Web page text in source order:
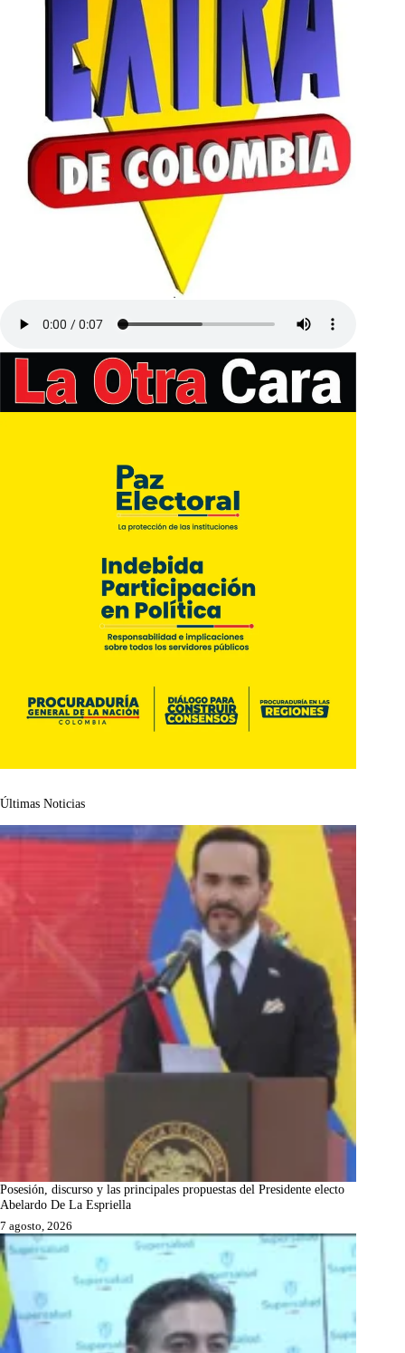
Últimas Noticias
Posesión, discurso y las principales propuestas del Presidente electo
Abelardo De La Espriella
7 agosto, 2026